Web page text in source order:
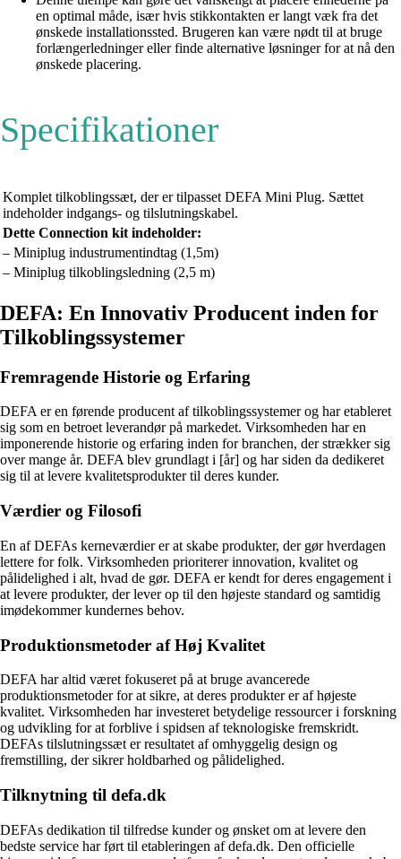
en optimal måde, især hvis stikkontakten er langt væk fra det
ønskede installationssted. Brugeren kan være nødt til at bruge
forlængerledninger eller finde alternative løsninger for at nå den
ønskede placering.
Specifikationer
Komplet tilkoblingssæt, der er tilpasset DEFA Mini Plug. Sættet
indeholder indgangs- og tilslutningskabel.
Dette Connection kit indeholder:
– Miniplug industrumentindtag (1,5m)
– Miniplug tilkoblingsledning (2,5 m)
DEFA: En Innovativ Producent inden for
Tilkoblingssystemer
Fremragende Historie og Erfaring
DEFA er en førende producent af tilkoblingssystemer og har etableret
sig som en betroet leverandør på markedet. Virksomheden har en
imponerende historie og erfaring inden for branchen, der strækker sig
over mange år. DEFA blev grundlagt i [år] og har siden da dedikeret
sig til at levere kvalitetsprodukter til deres kunder.
Værdier og Filosofi
En af DEFAs kerneværdier er at skabe produkter, der gør hverdagen
lettere for folk. Virksomheden prioriterer innovation, kvalitet og
pålidelighed i alt, hvad de gør. DEFA er kendt for deres engagement i
at levere produkter, der lever op til den højeste standard og samtidig
imødekommer kundernes behov.
Produktionsmetoder af Høj Kvalitet
DEFA har altid været fokuseret på at bruge avancerede
produktionsmetoder for at sikre, at deres produkter er af højeste
kvalitet. Virksomheden har investeret betydelige ressourcer i forskning
og udvikling for at forblive i spidsen af teknologiske fremskridt.
DEFAs tilslutningssæt er resultatet af omhyggelig design og
fremstilling, der sikrer holdbarhed og pålidelighed.
Tilknytning til defa.dk
DEFAs dedikation til tilfredse kunder og ønsket om at levere den
bedste service har ført til etableringen af defa.dk. Den officielle